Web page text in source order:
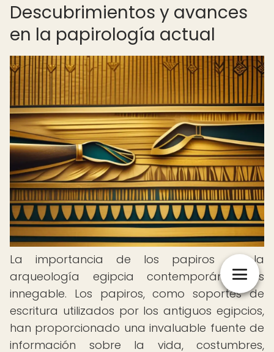
Descubrimientos y avances
en la papirología actual
La importancia de los papiros en la
arqueología egipcia contemporánea es
innegable. Los papiros, como soportes de
escritura utilizados por los antiguos egipcios,
han proporcionado una invaluable fuente de
información sobre la vida, costumbres,